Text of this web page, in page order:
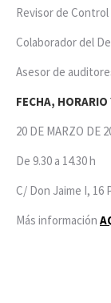
Revisor de Control
Colaborador del
Asesor de
FECHA, HORARIO
20 DE MARZO DE
De 9.30 a 14.30 h
C/ Don Jaime I, 16
Más información